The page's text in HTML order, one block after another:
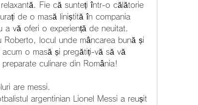
Fie că sunteți într-o călătorie
de o masă liniștită în compania
vă oferi o experiență de neuitat.
locul unde mâncarea bună și
o masă și pregătiți-vă să vă
culinare din România!
are messi.
argentinian Lionel Messi a reușit